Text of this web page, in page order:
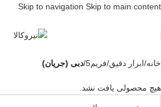
Skip to navigation Skip to main content
خانه/ابزار دقیق/فریم5 /دبی (جریان)
هیچ محصولی یافت نشد.